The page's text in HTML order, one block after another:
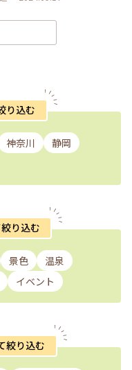
り込む
神奈川
静岡
り込む
景色
温泉
イベント
絞り込む